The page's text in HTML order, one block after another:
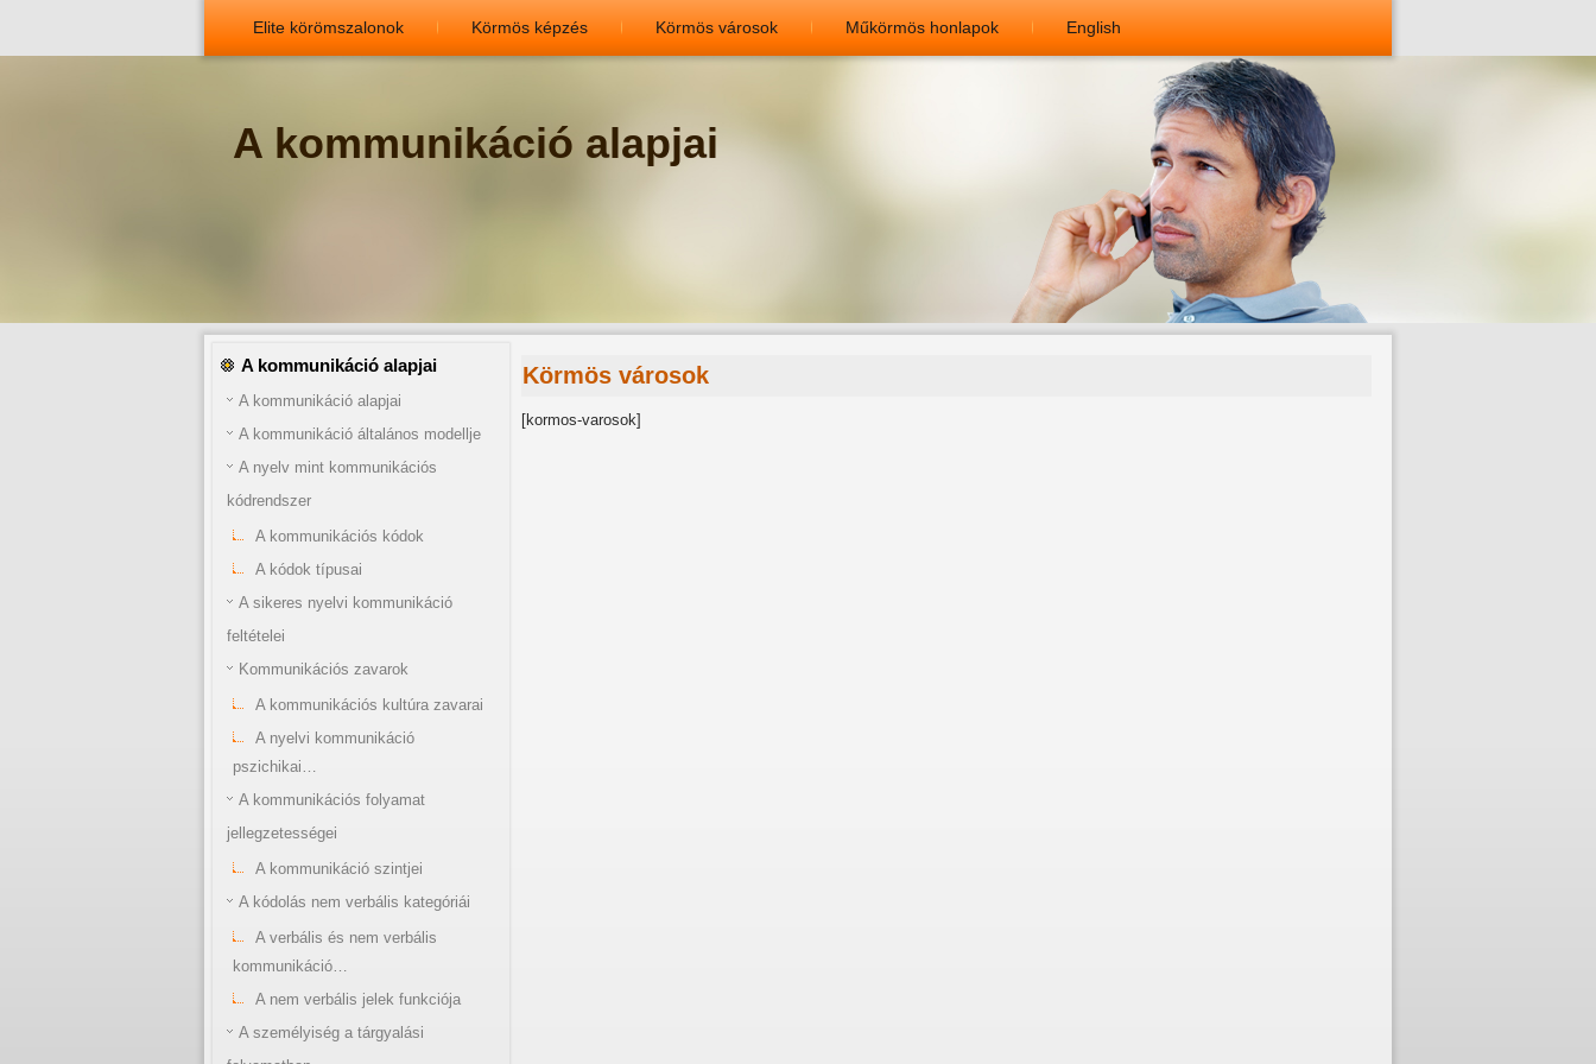
Elite körömszalonok Körmös képzés Körmös városok Műkörmös honlapok English
A kommunikáció alapjai
A kommunikáció alapjai
A kommunikáció alapjai
A kommunikáció általános modellje
A nyelv mint kommunikációs
kódrendszer
A kommunikációs kódok
A kódok típusai
A sikeres nyelvi kommunikáció
feltételei
Kommunikációs zavarok
A kommunikációs kultúra zavarai
A nyelvi kommunikáció
pszichikai…
A kommunikációs folyamat
jellegzetességei
A kommunikáció szintjei
A kódolás nem verbális kategóriái
A verbális és nem verbális
kommunikáció…
A nem verbális jelek funkciója
A személyiség a tárgyalási
Körmös városok
[kormos-varosok]